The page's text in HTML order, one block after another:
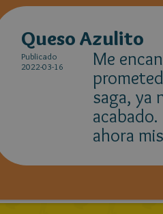
Queso Azulito
Publicado
2022-03-16
Me
saga, ya
ahora